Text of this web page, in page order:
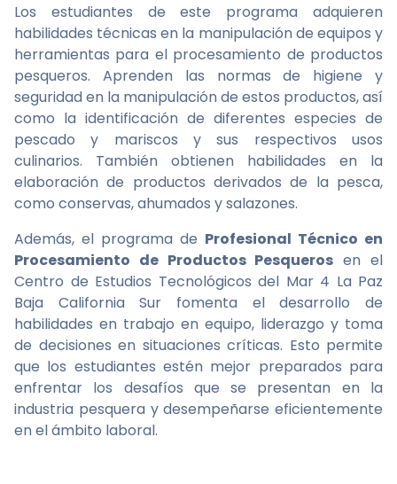
Los estudiantes de este programa adquieren
habilidades técnicas en la manipulación de equipos y
herramientas para el procesamiento de productos
pesqueros. Aprenden las normas de higiene y
seguridad en la manipulación de estos productos, así
como la identificación de diferentes especies de
pescado y mariscos y sus respectivos usos
culinarios. También obtienen habilidades en la
elaboración de productos derivados de la pesca,
como conservas, ahumados y salazones.
Además, el programa de Profesional Técnico en
Procesamiento de Productos Pesqueros en el
Centro de Estudios Tecnológicos del Mar 4 La Paz
Baja California Sur fomenta el desarrollo de
habilidades en trabajo en equipo, liderazgo y toma
de decisiones en situaciones críticas. Esto permite
que los estudiantes estén mejor preparados para
enfrentar los desafíos que se presentan en la
industria pesquera y desempeñarse eficientemente
en el ámbito laboral.